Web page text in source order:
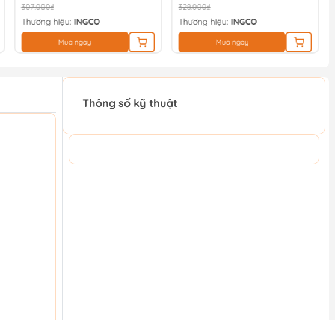
307.000₫
Thương hiệu: INGCO
Mua ngay
328.000₫
Thương hiệu: INGCO
Mua ngay
Thông số kỹ thuật